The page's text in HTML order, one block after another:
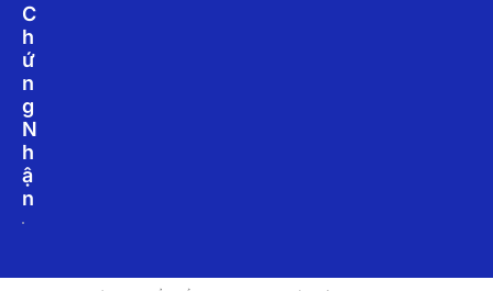
C
H
Ứ
N
G
N
H
Ậ
N